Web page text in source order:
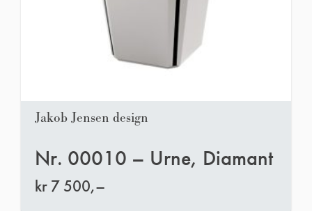
Jakob Jensen design
Nr. 00010 – Urne, Diamant
kr 7 500,–